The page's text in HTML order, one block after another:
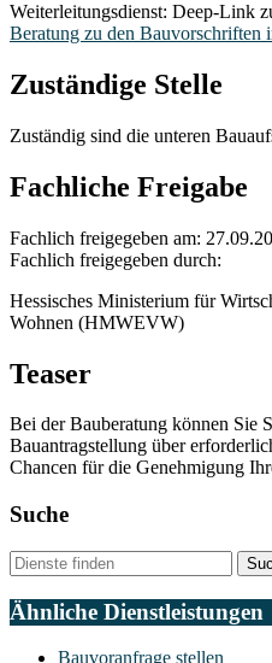
Weiterleitungsdienst: Deep-Link
Beratung zu den Bauvorschriften
Zuständige Stelle
Zuständig sind die unteren
Fachliche Freigabe
Fachlich freigegeben am:
Fachlich freigegeben durch:
Hessisches Ministerium für
Wohnen (HMWEVW)
Teaser
Bei der Bauberatung können Sie
Bauantragstellung über
Chancen für die Genehmigung
Suche
Ähnliche Dienstleistungen
Bauvoranfrage stellen